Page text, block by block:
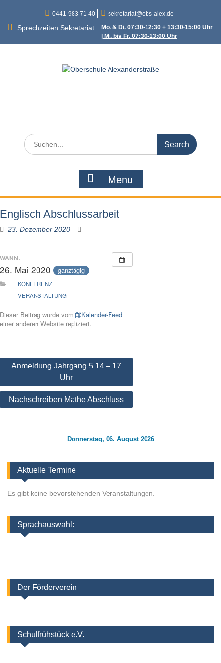
content
0441-983 71 40 sekretariat@obs-alex.de
Sprechzeiten Sekretariat:
Mo. & Di. 07:30-12:30 + 13:30-15:00 Uhr
| Mi. bis Fr. 07:30-13:00 Uhr
Search
for:
Menu
Englisch Abschlussarbeit
23. Dezember 2020
WANN:
26. Mai 2020 ganztägig
KONFERENZ
VERANSTALTUNG
Dieser Beitrag wurde vom
Kalender-Feed
einer anderen Website repliziert.
Beitragsnavigation
Anmeldung Jahrgang 5 14 – 17
Uhr
Nachschreiben Mathe Abschluss
Donnerstag, 06. August 2026
Aktuelle Termine
Es gibt keine bevorstehenden Veranstaltungen.
Sprachauswahl:
Der Förderverein
Schulfrühstück e.V.